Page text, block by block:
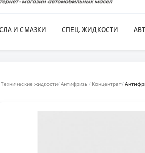
И СМАЗКИ СПЕЦ. ЖИДКОСТИ
Технические жидкости Антифризы Концентрат